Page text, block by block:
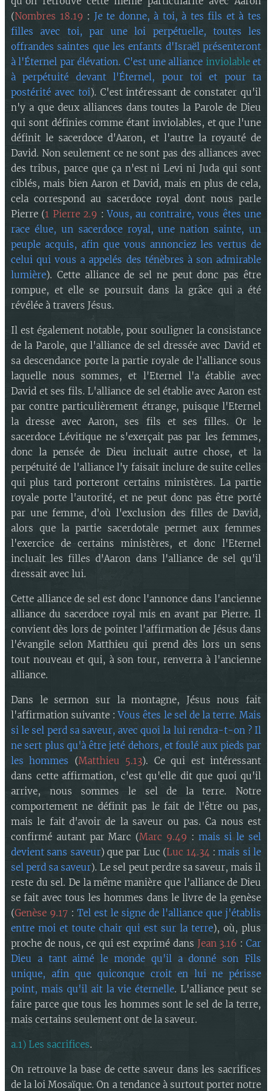
(Nombres 18.19 : Je te donne, à toi, à tes fils et à tes
filles avec toi, par une loi perpétuelle, toutes les
offrandes saintes que les enfants d'Israël présenteront
à l'Éternel par élévation. C'est une alliance inviolableet
à perpétuité devant l'Éternel, pour toi et pour ta
postérité avec toi). C'est intéressant de constater qu'il
n'y a que deux alliances dans toutes la Parole de Dieu
qui sont définies comme étant inviolables, et que l'une
définit le sacerdoce d'Aaron, et l'autre la royauté de
David. Non seulement ce ne sont pas des alliances avec
des tribus, parce que ça n'est ni Levi ni Juda qui sont
ciblés, mais bien Aaron et David, mais en plus de cela,
cela correspond au sacerdoce royal dont nous parle
Pierre (1 Pierre 2.9 :Vous, au contraire, vous êtes une
race élue, un sacerdoce royal, une nation sainte, un
peuple acquis, afin que vous annonciez les vertus de
celui qui vous a appelés des ténèbres à son admirable
lumière). Cette alliance de sel ne peut donc pas être
rompue, et elle se poursuit dans la grâce qui a été
révélée à travers Jésus.
Il est également notable, pour souligner la consistance
de la Parole, que l'alliance de sel dressée avec David et
sa descendance porte la partie royale de l'alliance sous
laquelle nous sommes, et l'Eternel l'a établie avec
David et ses fils. L'alliance de sel établie avec Aaron est
par contre particulièrement étrange, puisque l'Eternel
la dresse avec Aaron, ses fils et ses filles. Or le
sacerdoce Lévitique ne s'exerçait pas par les femmes,
donc la pensée de Dieu incluait autre chose, et la
perpétuité de l'alliance l'y faisait inclure de suite celles
qui plus tard porteront certains ministères. La partie
royale porte l'autorité, et ne peut donc pas être porté
par une femme, d'où l'exclusion des filles de David,
alors que la partie sacerdotale permet aux femmes
l'exercice de certains ministères, et donc l'Eternel
incluait les filles d'Aaron dans l'alliance de sel qu'il
dressait avec lui.
Cette alliance de sel est donc l'annonce dans l'ancienne
alliance du sacerdoce royal mis en avant par Pierre. Il
convient dès lors de pointer l'affirmation de Jésus dans
l'évangile selon Matthieu qui prend dès lors un sens
tout nouveau et qui, à son tour, renverra à l'ancienne
alliance.
Dans le sermon sur la montagne, Jésus nous fait
l'affirmation suivante :Vous êtes le sel de la terre. Mais
si le sel perd sa saveur, avec quoi la lui rendra-t-on ? Il
ne sert plus qu'à être jeté dehors, et foulé aux pieds par
les hommes (Matthieu 5.13). Ce qui est intéressant
dans cette affirmation, c'est qu'elle dit que quoi qu'il
arrive, nous sommes le sel de la terre. Notre
comportement ne définit pas le fait de l'être ou pas,
mais le fait d'avoir de la saveur ou pas. Ca nous est
confirmé autant par Marc (Marc 9.49 : mais si le sel
devient sans saveur) que par Luc (Luc 14.34:mais si le
sel perd sa saveur). Le sel peut perdre sa saveur, mais il
reste du sel. De la même manière que l'alliance de Dieu
se fait avec tous les hommes dans le livre de la genèse
(Genèse 9.17 : Tel est le signe de l'alliance que j'établis
entre moi et toute chair qui est sur la terre), où, plus
proche de nous, ce qui est exprimé dans Jean 3.16 :Car
Dieu a tant aimé le monde qu'il a donné son Fils
unique, afin que quiconque croit en lui ne périsse
point, mais qu'il ait la vie éternelle. L'alliance peut se
faire parce que tous les hommes sont le sel de la terre,
mais certains seulement ont de la saveur.
a.1) Les sacrifices.
On retrouve la base de cette saveur dans les sacrifices
de la loi Mosaïque. On a tendance à surtout porter notre